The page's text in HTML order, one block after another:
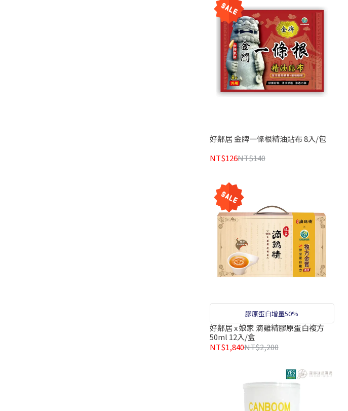
好鄰居 金牌一條根精油貼布 8入/包
NT$126NT$140
膠原蛋白增量50%
好鄰居 x 娘家 滴雞精膠原蛋白複方
50ml 12入/盒
NT$1,840NT$2,200